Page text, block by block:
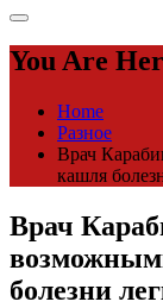
You Are
Home
Разное
Врач
кашля
Врач
болезни